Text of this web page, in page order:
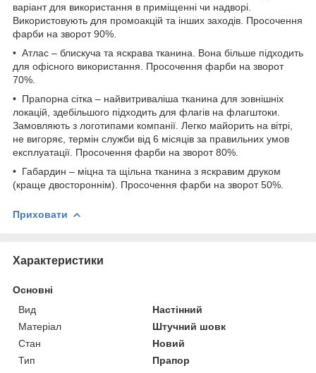
варіант для використання в приміщенні чи надворі.
Використовують для промоакцій та інших заходів. Просочення
фарби на зворот 90%.
• Атлас – блискуча та яскрава тканина. Вона більше підходить
для офісного використання. Просочення фарби на зворот
70%.
• Прапорна сітка – найвитриваліша тканина для зовнішніх
локацій, здебільшого підходить для флагів на флагштоки.
Замовляють з логотипами компанії. Легко майорить на вітрі,
не вигоряє, термін служби від 6 місяців за правильних умов
експлуатації. Просочення фарби на зворот 80%.
• Габардин – міцна та щільна тканина з яскравим друком
(краще двостороннім). Просочення фарби на зворот 50%.
Приховати
Характеристики
Основні
Вид
Настінний
Матеріал
Штучний шовк
Стан
Новий
Тип
Прапор